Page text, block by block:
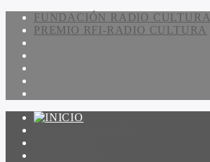
FUNDACIÓN RADIO CULTURA
PREMIO RFI-RADIO CULTURA